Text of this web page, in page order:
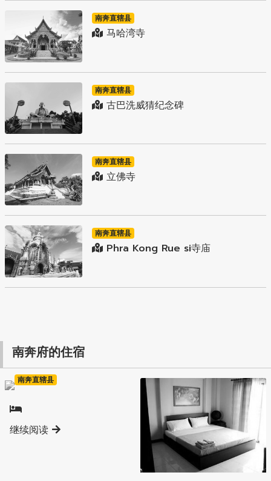
南奔直辖县
马哈湾寺
南奔直辖县
古巴洗威猜纪念碑
南奔直辖县
立佛寺
南奔直辖县
Phra Kong Rue si寺庙
南奔府的住宿
南奔直辖县
继续阅读
南奔直辖县